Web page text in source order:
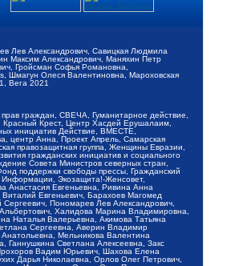
Лев Александрович, Савицкая Людмила
Максим Александрович, Маняхин Петр
Гройсман Софья Романовна,
Шмагун Олеся Валентиновна, Мароховская
Вега 2021
граждан, СВЕЧА, Гуманитарное действие,
Красный Крест, Центр Хасдей Ерушалаим,
инициатив Действие, ВМЕСТЕ,
центр Анна, Проект Апрель, Самарская
правозащитная группа, Женщины Евразии,
гражданских инициатив и социального
Совета Министров северных стран,
поддержки свободы прессы, Гражданский
Информации, Экозащита!-Женсовет,
Анастасия Евгеньевна, Ривина Анна
Евгеньевич, Барахоев Магомед
Пономарев Лев Александрович,
Халидова Марина Владимировна,
Наталья Валерьевна, Акимова Татьяна
Сергеевна, Аверин Владимир
Мельникова Валентина
Светлана Алексеевна, Закс
Вадим Юрьевич, Шахова Елена
Дарья Николаевна, Орлов Олег Петрович,